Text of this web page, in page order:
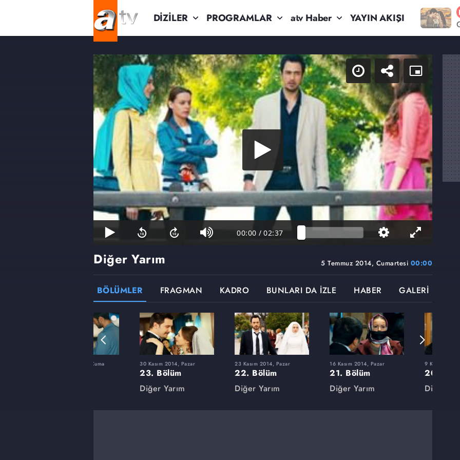
DİZİLER PROGRAMLAR atv Haber YAYIN AKIŞI
00:00 / 02:37
5 Temmuz 2014, Cumartesi 00:00
Diğer Yarım
BÖLÜMLER FRAGMAN KADRO BUNLARI DA İZLE HABER GALERİ
15 Ağustos 2014, Cuma 30 Kasım 2014, Pazar
23. Bölüm
Diğer Yarım
23 Kasım 2014, Pazar
22. Bölüm
Diğer Yarım
16 Kasım 2014, Pazar
21. Bölüm
Diğer Yarım
9 Kasım 2014,
20.
Diğer